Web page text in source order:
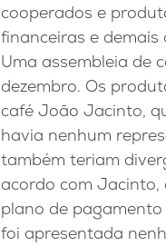
cooperados e
financeiras e demais
Uma assembleia de
dezembro. Os
café João Jacinto,
havia nenhum
também teriam
acordo com
plano de
foi apresentada